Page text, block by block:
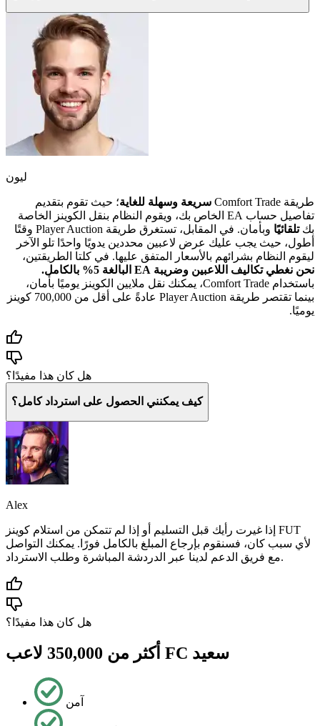
ليون
طريقة Comfort Trade سريعة وسهلة للغاية؛ حيث تقوم بتقديم
تفاصيل حساب EA الخاص بك، ويقوم النظام بنقل الكوينز الخاصة
بكتلقائيًا
وبأمان. في المقابل، تستغرق طريقة Player Auction وقتًا
أطول، حيث يجب عليك عرض لاعبين محددين يدويًا واحدًا تلو الآخر
ليقوم النظام بشرائهم بالأسعار المتفق عليها. في كلتا الطريقتين،
نحن نغطي تكاليف اللاعبين وضريبة EA البالغة 5% بالكامل.
باستخدام Comfort Trade، يمكنك نقل ملايين الكوينز يوميًا بأمان،
بينما تقتصر طريقة Player Auction عادةً على أقل من 700,000 كوينز
يوميًا.
هل كان هذا مفيدًا؟
كيف يمكنني الحصول على استرداد كامل؟
Alex
إذا غيرت رأيك قبل التسليم أو إذا لم تتمكن من استلام كوينز FUT
لأي سبب كان، فسنقوم بإرجاع المبلغ بالكامل فورًا. يمكنك التواصل
مع فريق الدعم لدينا عبر الدردشة المباشرة وطلب الاسترداد.
هل كان هذا مفيدًا؟
أكثر من 350,000 لاعب FC سعيد
آمن